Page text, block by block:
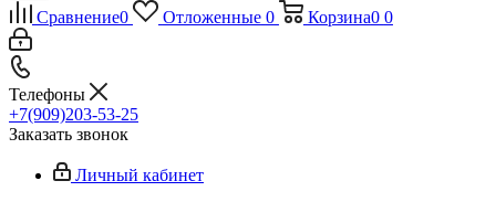
Сравнение0 Отложенные 0 Корзина0 0
Телефоны
+7(909)203-53-25
Заказать звонок
Личный кабинет